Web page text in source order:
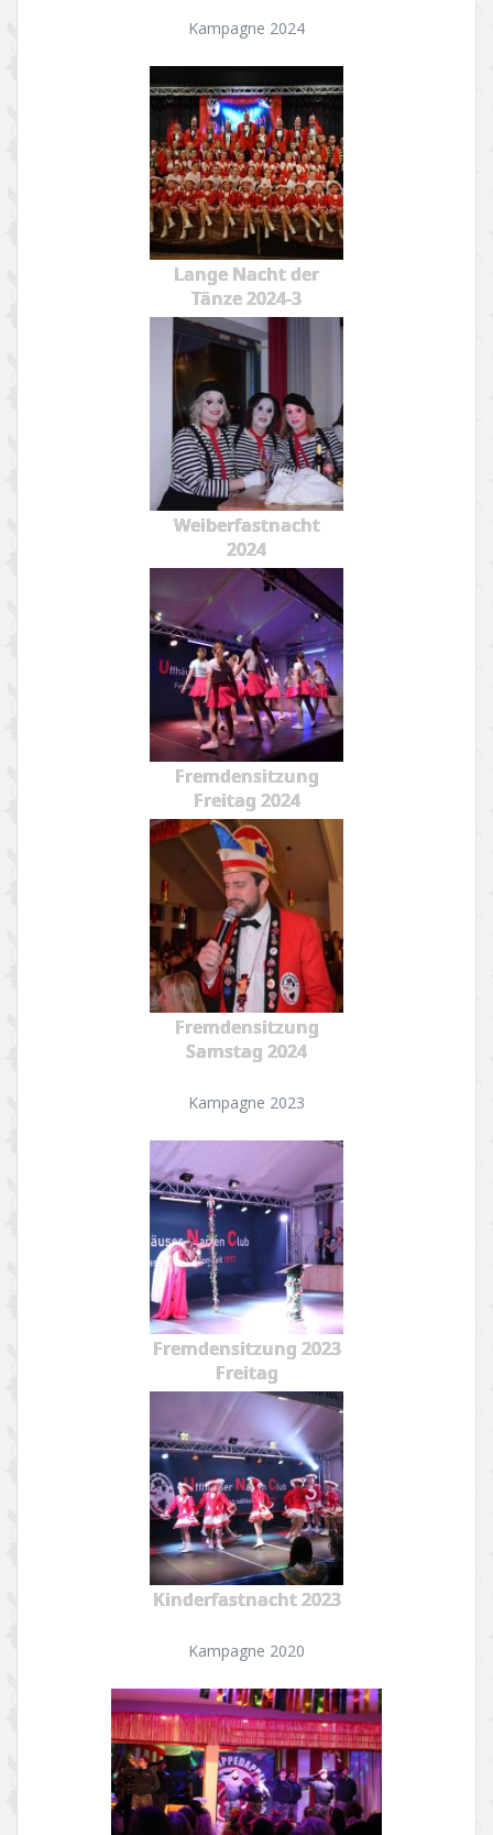
Kampagne 2024
Lange Nacht der
Tänze 2024-3
Weiberfastnacht
2024
Fremdensitzung
Freitag 2024
Fremdensitzung
Samstag 2024
Kampagne 2023
Fremdensitzung 2023
Freitag
Kinderfastnacht 2023
Kampagne 2020